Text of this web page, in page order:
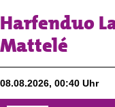
Harfenduo
Mattelé
08.08.2026, 00:40 Uhr